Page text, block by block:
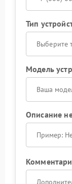
Тип
Выберите
Модель
Описание